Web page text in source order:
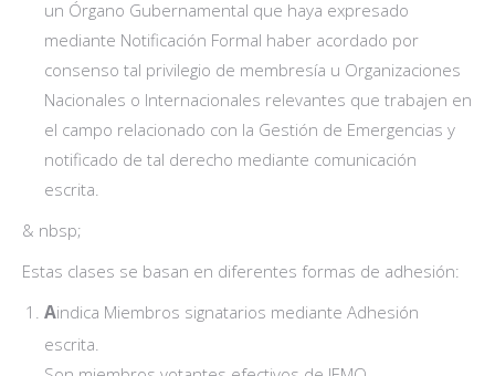
un Órgano Gubernamental que haya expresado
mediante Notificación Formal haber acordado por
consenso tal privilegio de membresía u Organizaciones
Nacionales o Internacionales relevantes que trabajen en
el campo relacionado con la Gestión de Emergencias y
notificado de tal derecho mediante comunicación
escrita.
& nbsp;
Estas clases se basan en diferentes formas de adhesión:
Aindica Miembros signatarios mediante Adhesión
escrita.